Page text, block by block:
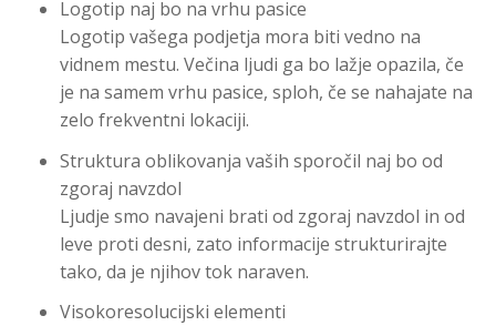
Logotip naj bo na vrhu pasice
Logotip vašega podjetja mora biti vedno na
vidnem mestu. Večina ljudi ga bo lažje opazila, če
je na samem vrhu pasice, sploh, če se nahajate na
zelo frekventni lokaciji.
Struktura oblikovanja vaših sporočil naj bo od
zgoraj navzdol
Ljudje smo navajeni brati od zgoraj navzdol in od
leve proti desni, zato informacije strukturirajte
tako, da je njihov tok naraven.
Visokoresolucijski elementi